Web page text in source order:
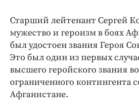
Старший лейтенант Сергей
мужество и героизм в боях
был удостоен звания Героя
Это был один из первых
высшего геройского звания
ограниченного контингента
Афганистане.